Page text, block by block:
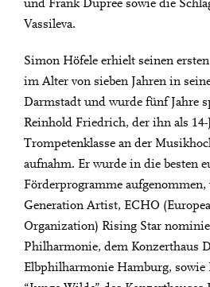
und Frank Dupree sowie die
Vassileva.
Simon Höfele erhielt seinen
im Alter von sieben Jahren in
Darmstadt und wurde fünf Jahre
Reinhold Friedrich, der ihn als
Trompetenklasse an der
aufnahm. Er wurde in die besten
Förderprogramme aufgenommen,
Generation Artist, ECHO
Organization) Rising Star
Philharmonie, dem Konzerthaus
Elbphilharmonie Hamburg, sowie